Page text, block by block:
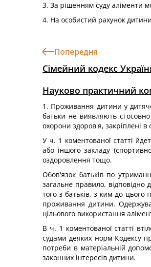
3. За рішенням суду аліменти
4. На особистий рахунок
Попередня
Сімейний кодекс
Науково практичний
1. Проживання дитини у
батьки не виявляють
охорони здоров'я, закріплені в
У ч. 1 коментованої статті
або іншого закладу
оздоровлення тощо.
Обов'язок батьків по
загальне правило, відповідно
того з батьків, з ким до
проживання дитини.
цільового використання
В ч. 1 коментованої статті
судами деяких норм Кодексу
потреби в матеріальній
законних інтересів дитини.